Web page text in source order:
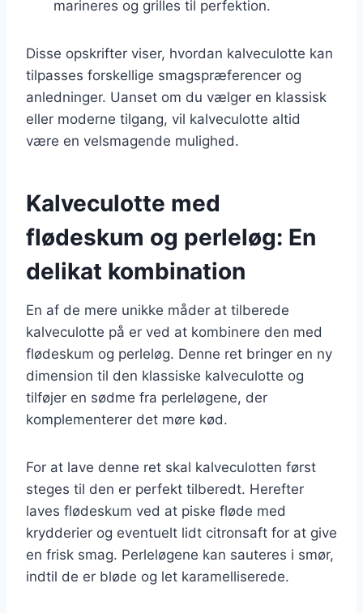
marineres og grilles til perfektion.
Disse opskrifter viser, hvordan kalveculotte kan
tilpasses forskellige smagspræferencer og
anledninger. Uanset om du vælger en klassisk
eller moderne tilgang, vil kalveculotte altid
være en velsmagende mulighed.
Kalveculotte med
flødeskum og perleløg: En
delikat kombination
En af de mere unikke måder at tilberede
kalveculotte på er ved at kombinere den med
flødeskum og perleløg. Denne ret bringer en ny
dimension til den klassiske kalveculotte og
tilføjer en sødme fra perleløgene, der
komplementerer det møre kød.
For at lave denne ret skal kalveculotten først
steges til den er perfekt tilberedt. Herefter
laves flødeskum ved at piske fløde med
krydderier og eventuelt lidt citronsaft for at give
en frisk smag. Perleløgene kan sauteres i smør,
indtil de er bløde og let karamelliserede.